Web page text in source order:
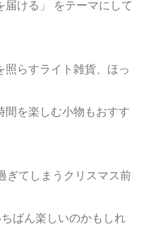
届ける」
をテーマにして
照らすライト雑貨、 ほっ
間を楽しむ小物もおすす
ぎてしまうクリスマス前
ばん楽しいのかもしれ